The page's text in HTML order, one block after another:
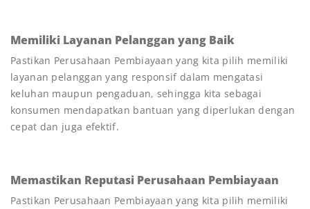
Memiliki Layanan Pelanggan yang Baik
Pastikan Perusahaan Pembiayaan yang kita pilih memiliki
layanan pelanggan yang responsif dalam mengatasi
keluhan maupun pengaduan, sehingga kita sebagai
konsumen mendapatkan bantuan yang diperlukan dengan
cepat dan juga efektif.
Memastikan Reputasi Perusahaan Pembiayaan
Pastikan Perusahaan Pembiayaan yang kita pilih memiliki